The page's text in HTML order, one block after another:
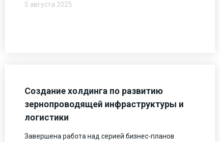
5 августа 2025
Создание холдинга по развитию
зернопроводящей инфраструктуры и
логистики
Завершена работа над серией бизнес-планов